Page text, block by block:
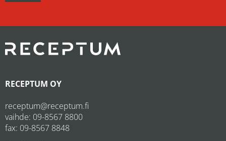
RECEPTUM OY
receptum@receptum.fi
vaihde: 09-8567 8800
fax: 09-8567 8848